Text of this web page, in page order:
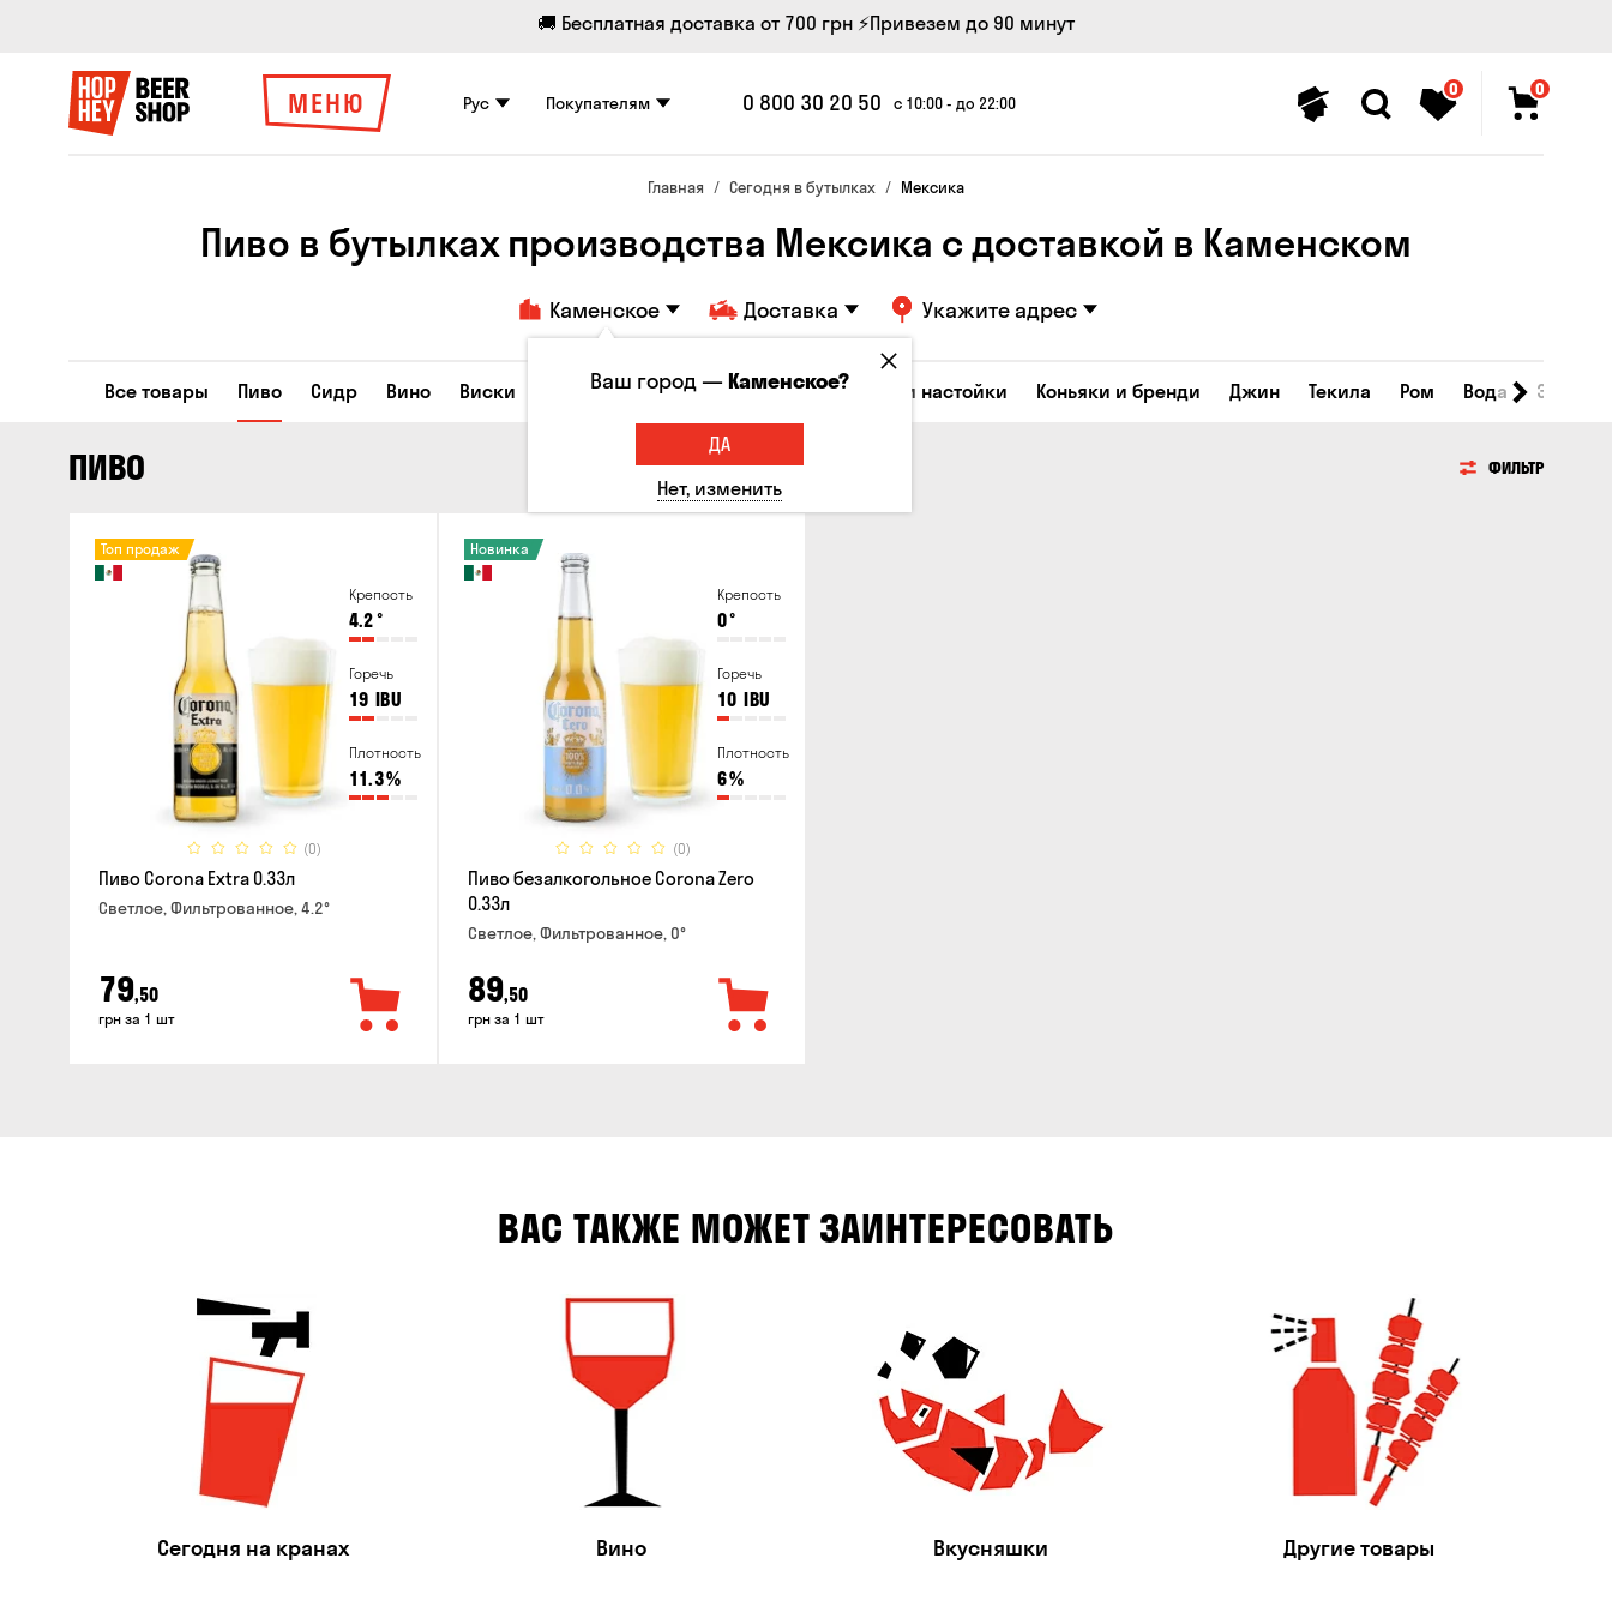
🚚 Бесплатная доставка от 700 грн ⚡Привезем до 90 минут
МЕНЮ Рус Покупателям 0 800 30 20 50 с 10:00 - до 22:00
0 0
Главная Сегодня в бутылках Мексика
Пиво в бутылках производства Мексика с доставкой в Каменском
Каменское Доставка Укажите адрес
Все товары Пиво Сидр Вино Виски Коктейли Водка Соджу Ликеры и настойки Коньяки и бренди Джин Текила Ром Вода
ПИВО ФИЛЬТР
Крепость
4.2°
Горечь
19 IBU
Плотность
11.3%
(0)
Топ продаж
Пиво Corona Extra 0.33л
Светлое, Фильтрованное, 4.2°
79,50
грн за 1 шт
Крепость
0°
Горечь
10 IBU
Плотность
6%
(0)
Новинка
Пиво безалкогольное Corona Zero
0.33л
Светлое, Фильтрованное, 0°
89,50
грн за 1 шт
ВАС ТАКЖЕ МОЖЕТ ЗАИНТЕРЕСОВАТЬ
Сегодня на кранах Вино Вкусняшки Другие товары
Ваш город —Каменское?
ДА
Нет, изменить